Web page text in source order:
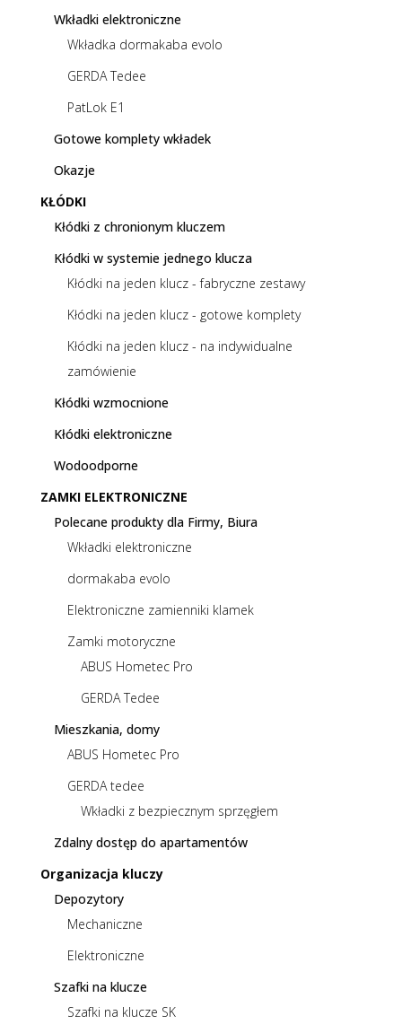
Wkładki elektroniczne
Wkładka dormakaba evolo
GERDA Tedee
PatLok E1
Gotowe komplety wkładek
Okazje
KŁÓDKI
Kłódki z chronionym kluczem
Kłódki w systemie jednego klucza
Kłódki na jeden klucz - fabryczne zestawy
Kłódki na jeden klucz - gotowe komplety
Kłódki na jeden klucz - na indywidualne
zamówienie
Kłódki wzmocnione
Kłódki elektroniczne
Wodoodporne
ZAMKI ELEKTRONICZNE
Polecane produkty dla Firmy, Biura
Wkładki elektroniczne
dormakaba evolo
Elektroniczne zamienniki klamek
Zamki motoryczne
ABUS Hometec Pro
GERDA Tedee
Mieszkania, domy
ABUS Hometec Pro
GERDA tedee
Wkładki z bezpiecznym sprzęgłem
Zdalny dostęp do apartamentów
Organizacja kluczy
Depozytory
Mechaniczne
Elektroniczne
Szafki na klucze
Szafki na klucze SK